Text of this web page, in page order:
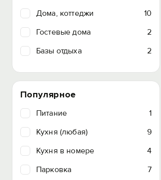
Дома, коттеджи
10
Гостевые дома
2
Базы отдыха
2
Популярное
Питание
1
Кухня (любая)
9
Кухня в номере
4
Парковка
7